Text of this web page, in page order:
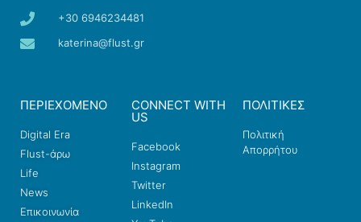
+30 6946234481
katerina@flust.gr
ΠΕΡΙΕΧΟΜΕΝΟ
Digital Era
Flust-άρω
Life
News
Επικοινωνία
CONNECT WITH
US
Facebook
Instagram
Twitter
LinkedIn
ΠΟΛΙΤΙΚΕΣ
Πολιτική
Απορρήτου